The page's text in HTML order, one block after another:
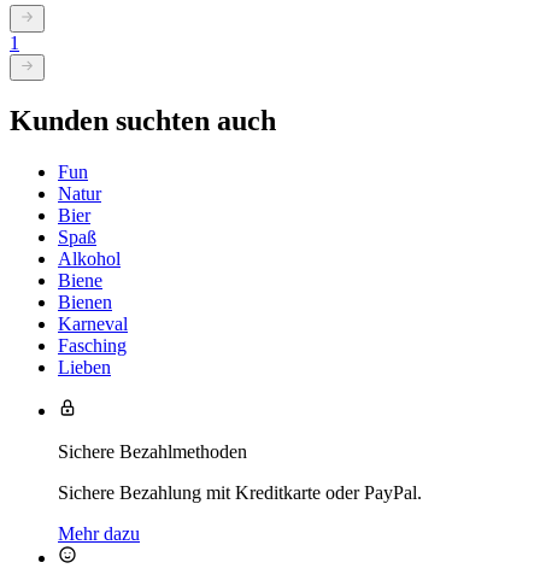
1
Kunden suchten auch
Fun
Natur
Bier
Spaß
Alkohol
Biene
Bienen
Karneval
Fasching
Lieben
Sichere Bezahlmethoden
Sichere Bezahlung mit Kreditkarte oder PayPal.
Mehr dazu